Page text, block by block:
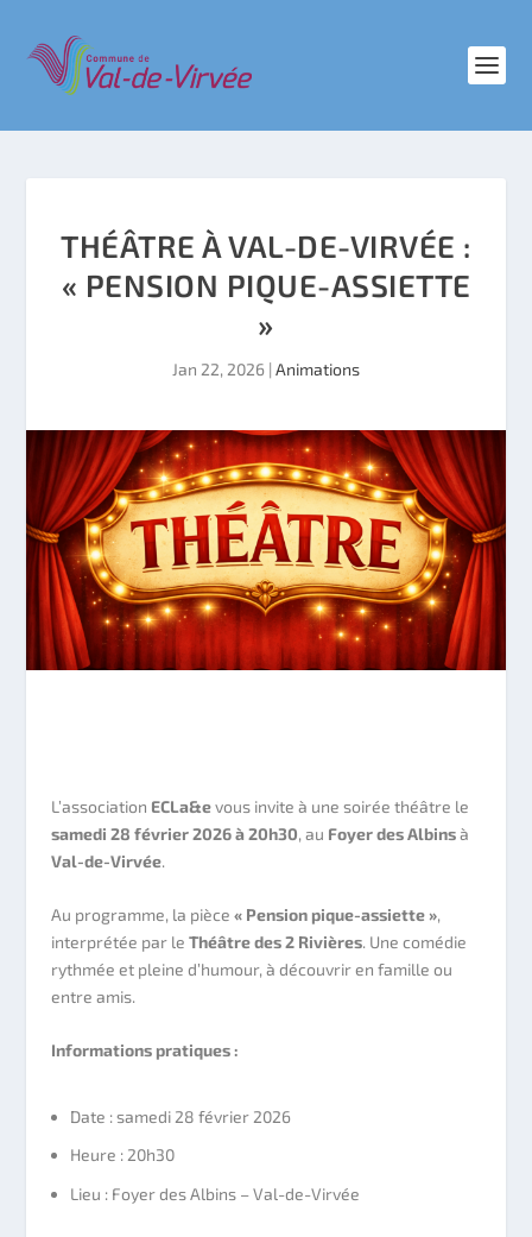
THÉÂTRE À VAL-DE-VIRVÉE :
« PENSION PIQUE-ASSIETTE
»
Jan 22, 2026 | Animations
L’association ECLa&evous invite à une soirée théâtre le
samedi 28 février 2026 à 20h30, au Foyer des Albinsà
Val-de-Virvée.
Au programme, la pièce « Pension pique-assiette »,
interprétée par le Théâtre des 2 Rivières. Une comédie
rythmée et pleine d’humour, à découvrir en famille ou
entre amis.
Informations pratiques :
Date : samedi 28 février 2026
Heure : 20h30
Lieu : Foyer des Albins – Val-de-Virvée